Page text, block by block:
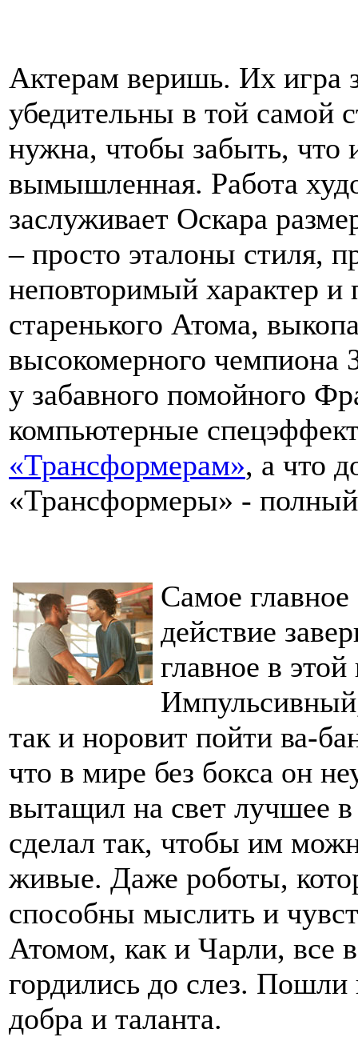
Актерам веришь. Их игра
убедительны в той самой
нужна, чтобы забыть, что
вымышленная. Работа
заслуживает Оскара
– просто эталоны стиля,
неповторимый характер и
старенького Атома,
высокомерного чемпиона
у забавного помойного
компьютерные
«Трансформерам», а что
«Трансформеры» -
Самое
действие
главное в
так и норовит пойти ва-
что в мире без бокса он
вытащил на свет лучшее в
сделал так, чтобы им
живые. Даже роботы,
способны мыслить и
Атомом, как и Чарли, все
гордились до слез.
добра и таланта.